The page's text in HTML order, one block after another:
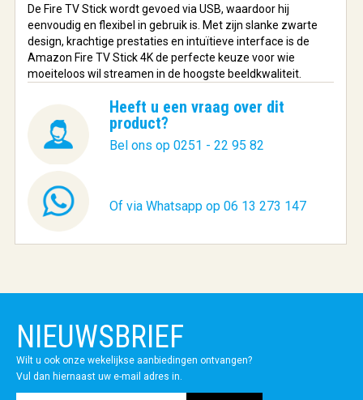
De Fire TV Stick wordt gevoed via USB, waardoor hij
eenvoudig en flexibel in gebruik is. Met zijn slanke zwarte
design, krachtige prestaties en intuïtieve interface is de
Amazon Fire TV Stick 4K de perfecte keuze voor wie
moeiteloos wil streamen in de hoogste beeldkwaliteit.
Heeft u een vraag over dit
product?
Bel ons op 0251 - 22 95 82
Of via Whatsapp op 06 13 273 147
NIEUWSBRIEF
Wilt u ook onze wekelijkse aanbiedingen ontvangen?
Vul dan hiernaast uw e-mail adres in.